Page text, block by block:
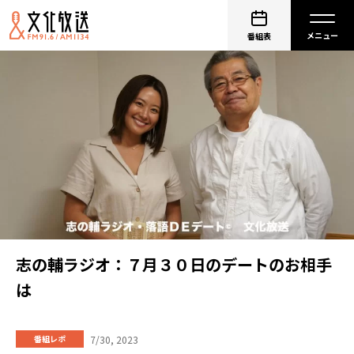
番組表
志の輔ラジオ：７月３０日のデートのお相手
は
番組レポ 7/30, 2023